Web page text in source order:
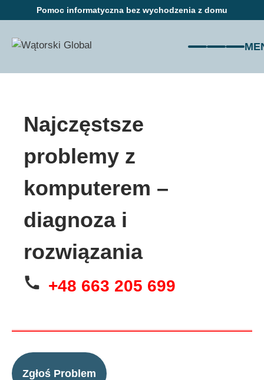
Pomoc informatyczna bez wychodzenia z domu
OFERTA
KLIENCI
ZAUFANIE
Korzyści
Problemy
KONTAKT
Najczęstsze
problemy z
komputerem –
diagnoza i
rozwiązania
+48 663 205 699
Zgłoś Problem